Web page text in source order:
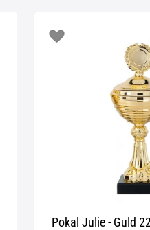
Pokal Julie - Guld